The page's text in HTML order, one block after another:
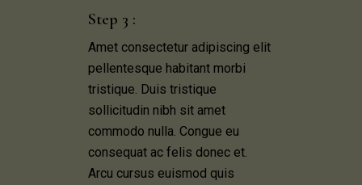
Step 3 :
Amet consectetur adipiscing elit
pellentesque habitant morbi
tristique. Duis tristique
sollicitudin nibh sit amet
commodo nulla. Congue eu
consequat ac felis donec et.
Arcu cursus euismod quis